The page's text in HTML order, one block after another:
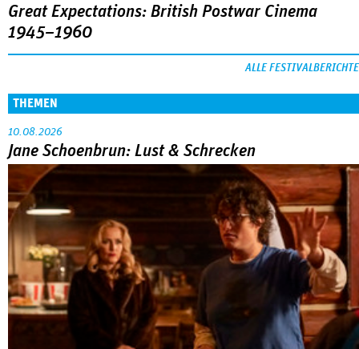
Great Expectations: British Postwar Cinema
1945–1960
ALLE FESTIVALBERICHTE
THEMEN
10.08.2026
Jane Schoenbrun: Lust & Schrecken